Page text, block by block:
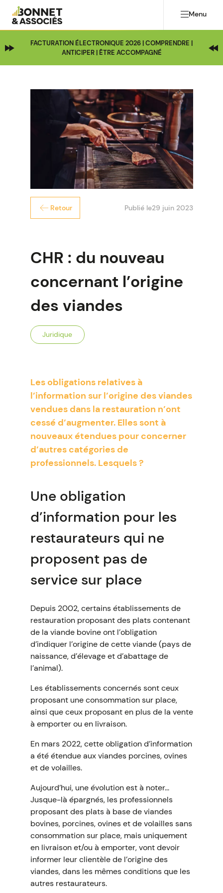
Menu
FACTURATION ÉLECTRONIQUE 2026 | COMPRENDRE |
ANTICIPER | ÊTRE ACCOMPAGNÉ
Retour Publié le29 juin 2023
CHR : du nouveau
concernant l’origine
des viandes
Juridique
Les obligations relatives à
l’information sur l’origine des viandes
vendues dans la restauration n’ont
cessé d’augmenter. Elles sont à
nouveaux étendues pour concerner
d’autres catégories de
professionnels. Lesquels ?
Une obligation
d’information pour les
restaurateurs qui ne
proposent pas de
service sur place
Depuis 2002, certains établissements de
restauration proposant des plats contenant
de la viande bovine ont l’obligation
d’indiquer l’origine de cette viande (pays de
naissance, d’élevage et d’abattage de
l’animal).
Les établissements concernés sont ceux
proposant une consommation sur place,
ainsi que ceux proposant en plus de la vente
à emporter ou en livraison.
En mars 2022, cette obligation d’information
a été étendue aux viandes porcines, ovines
et de volailles.
Aujourd’hui, une évolution est à noter...
Jusque-là épargnés, les professionnels
proposant des plats à base de viandes
bovines, porcines, ovines et de volailles sans
consommation sur place, mais uniquement
en livraison et/ou à emporter, vont devoir
informer leur clientèle de l’origine des
viandes, dans les mêmes conditions que les
autres restaurateurs.